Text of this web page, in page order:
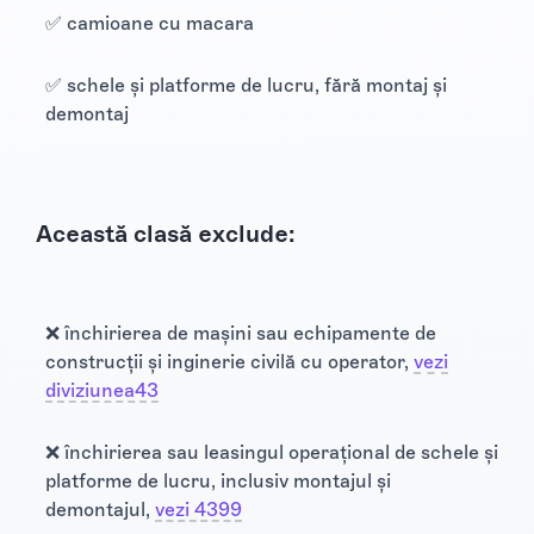
✅ camioane cu macara
✅ schele și platforme de lucru, fără montaj și
demontaj
Această clasă exclude:
❌ închirierea de maşini sau echipamente de
construcţii şi inginerie civilă cu operator, vezi
diviziunea43
❌ închirierea sau leasingul operaţional de schele şi
platforme de lucru, inclusiv montajul şi
demontajul, vezi 4399